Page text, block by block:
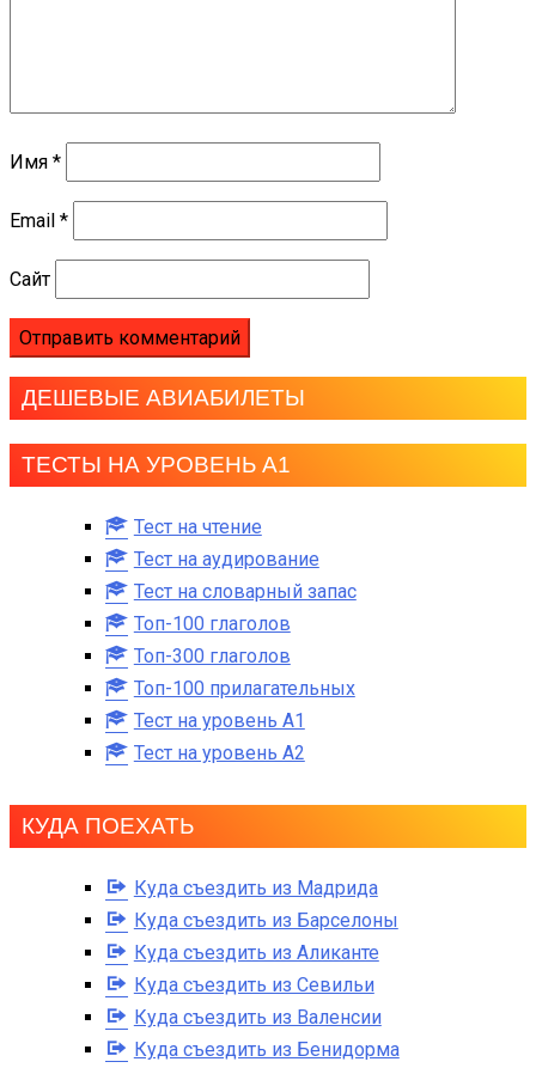
Имя *
Email *
Сайт
ДЕШЕВЫЕ АВИАБИЛЕТЫ
ТЕСТЫ НА УРОВЕНЬ А1
Тест на чтение
Тест на аудирование
Тест на словарный запас
Топ-100 глаголов
Топ-300 глаголов
Топ-100 прилагательных
Тест на уровень A1
Тест на уровень A2
КУДА ПОЕХАТЬ
Куда съездить из Мадрида
Куда съездить из Барселоны
Куда съездить из Аликанте
Куда съездить из Севильи
Куда съездить из Валенсии
Куда съездить из Бенидорма